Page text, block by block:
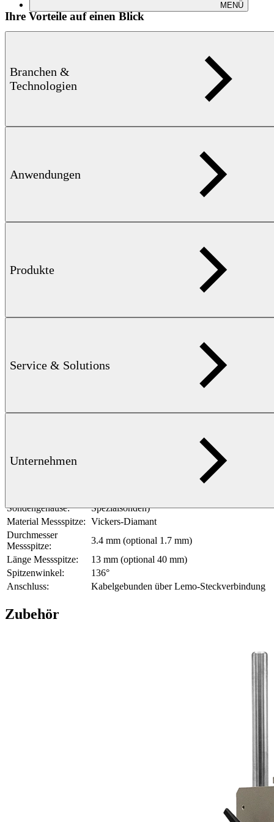
MENÜ
Branchen &
Technologien
Anwendungen
Produkte
Service & Solutions
Unternehmen
Ihre Vorteile auf einen Blick
ermöglicht zuverlässige Härteprüfungen für nahezu jede
Messaufgabe.
Zuverlässige und reproduzierbare Messergebnisse: Die
bewährte UCI-Technologie sorgt für stabile Härtewerte mit
Konstruktion ermöglicht einen einfachen Zugang zu schwer
Messergebnisse innerhalb weniger Sekunden:
Messzeiten unterstützen effiziente Prüfabläufe und eine
schnelle Entscheidungsfindung.
Nahezu zerstörungsfreie Härteprüfung:
Minimale Eindrucke
schonen hochwertige Bauteile und empfindliche Oberflächen.
DIN 50159
beschreibt ein tragbares Härteprüfverfahren nach der UCI-
Methode, bei dem die Härte metallischer Werkstoffe über die
Frequenzänderung eines schwingenden Prüfstabs mit Vickers-
UCI-Verfahren gemäß DIN 50159-1/-2:2021,
Sondengehäuse:
Spezialsonden)
Material Messspitze: Vickers-Diamant
Durchmesser
Messspitze:
3.4 mm (optional 1.7 mm)
Länge Messspitze:
13 mm (optional 40 mm)
Spitzenwinkel:
136°
Anschluss:
Kabelgebunden über Lemo-Steckverbindung
Zubehör